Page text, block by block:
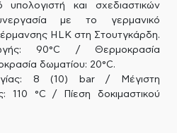
υπολογιστή και σχεδιαστικών
με το γερμανικό
HLK στη Στουτγκάρδη.
90°C / Θερμοκρασία
δωματίου: 20°C.
8 (10) bar / Μέγιστη
110 °C / Πίεση δοκιμαστικού